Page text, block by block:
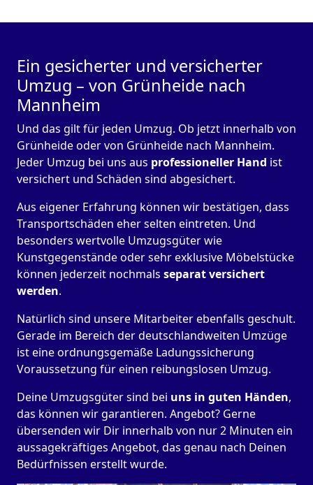
Ein gesicherter und versicherter
Umzug – von Grünheide nach
Mannheim
Und das gilt für jeden Umzug. Ob jetzt innerhalb von
Grünheide oder von Grünheide nach Mannheim.
Jeder Umzug bei uns aus professioneller Hand ist
versichert und Schäden sind abgesichert.
Aus eigener Erfahrung können wir bestätigen, dass
Transportschäden eher selten eintreten. Und
besonders wertvolle Umzugsgüter wie
Kunstgegenstände oder sehr exklusive Möbelstücke
können jederzeit nochmals separat versichert
werden.
Natürlich sind unsere Mitarbeiter ebenfalls geschult.
Gerade im Bereich der deutschlandweiten Umzüge
ist eine ordnungsgemäße Ladungssicherung
Voraussetzung für einen reibungslosen Umzug.
Deine Umzugsgüter sind bei uns in guten Händen,
das können wir garantieren. Angebot? Gerne
übersenden wir Dir innerhalb von nur 2 Minuten ein
aussagekräftiges Angebot, das genau nach Deinen
Bedürfnissen erstellt wurde.